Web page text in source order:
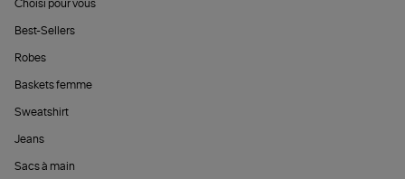
Choisi pour vous
Best-Sellers
Robes
Baskets femme
Sweatshirt
Jeans
Sacs à main